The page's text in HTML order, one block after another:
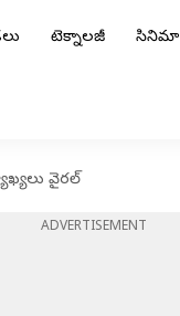
టెక్నాలజీ సినిమా
వైరల్
ADVERTISEMENT